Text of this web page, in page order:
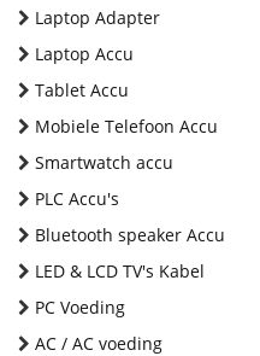
Laptop Adapter
Laptop Accu
Tablet Accu
Mobiele Telefoon Accu
Smartwatch accu
PLC Accu's
Bluetooth speaker Accu
LED & LCD TV's Kabel
PC Voeding
AC / AC voeding